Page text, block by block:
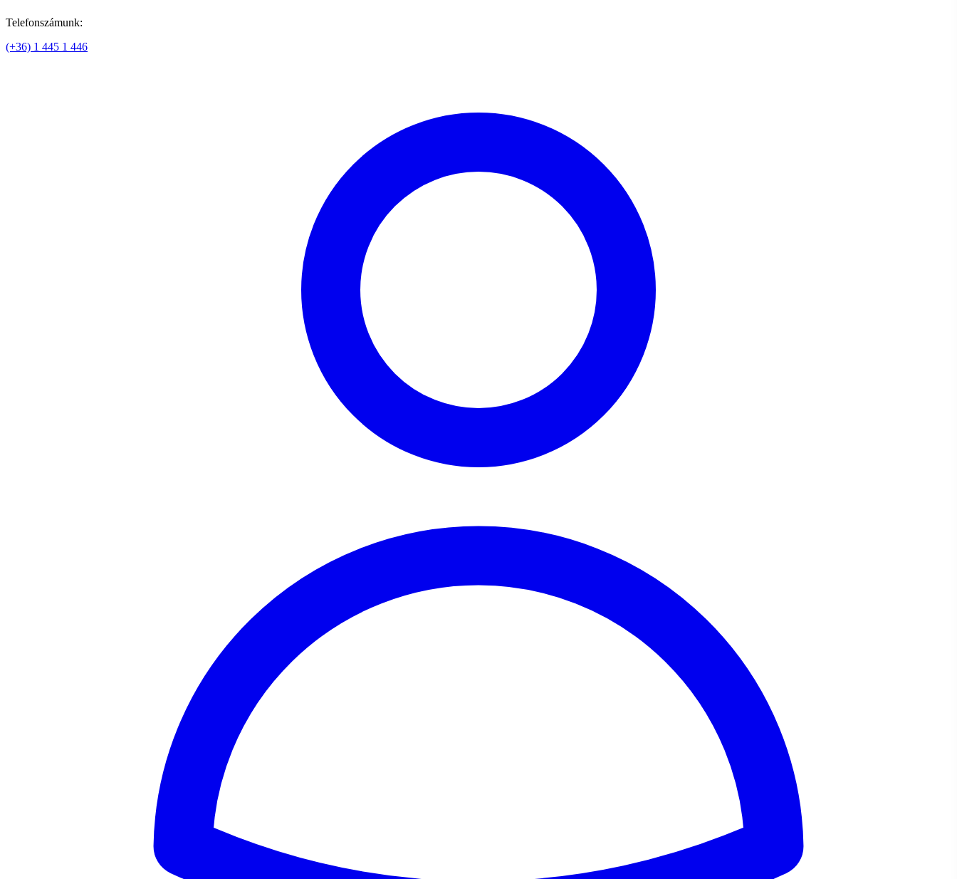
Telefonszámunk:
(+36) 1 445 1 446